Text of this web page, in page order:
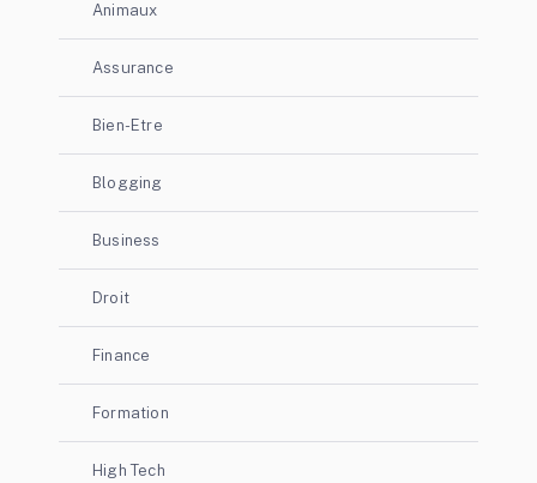
Animaux
Assurance
Bien-Etre
Blogging
Business
Droit
Finance
Formation
High Tech